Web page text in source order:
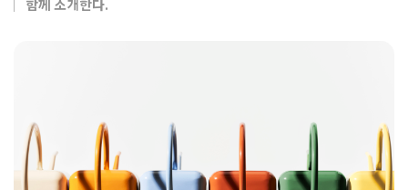
함께 소개한다.